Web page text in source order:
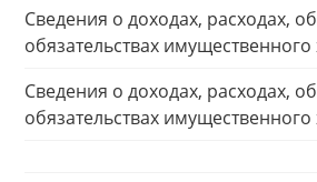
Сведения о доходах, расходах,
обязательствах имущественного
Сведения о доходах, расходах,
обязательствах имущественного